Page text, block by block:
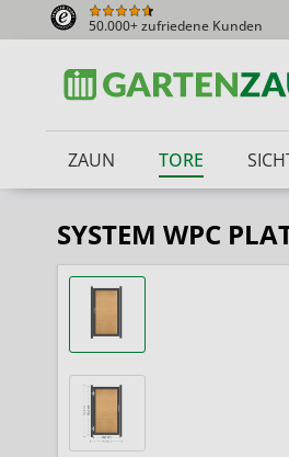
50.000+ zufriedene Kunden
ZAUN TORE
SYSTEM WPC